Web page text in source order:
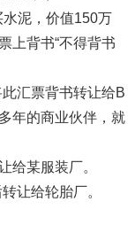
泥，价值150万
上背书“不得背书
汇票背书转让给B
年的商业伙伴，就
给某服装厂。
让给轮胎厂。